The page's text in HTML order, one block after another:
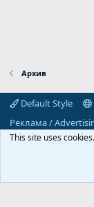
Архив
Default Style
Реклама /
Декларация за
Predpriemach.com ©
This site uses